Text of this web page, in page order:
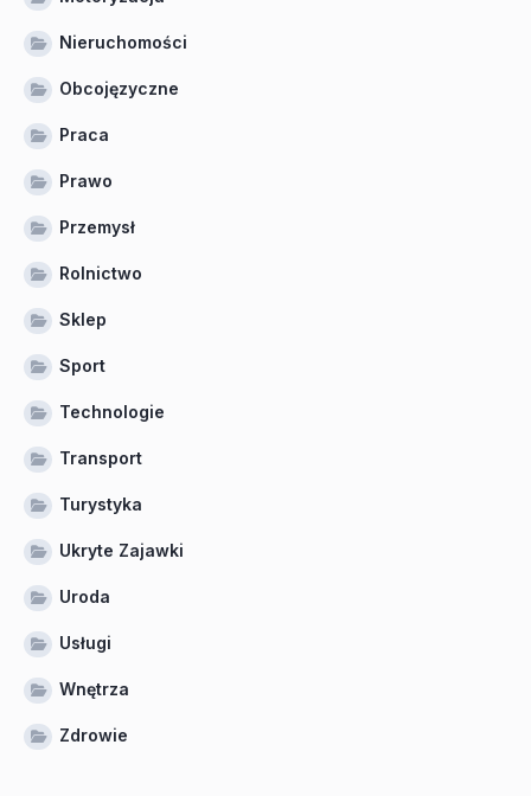
Nieruchomości
Obcojęzyczne
Praca
Prawo
Przemysł
Rolnictwo
Sklep
Sport
Technologie
Transport
Turystyka
Ukryte Zajawki
Uroda
Usługi
Wnętrza
Zdrowie